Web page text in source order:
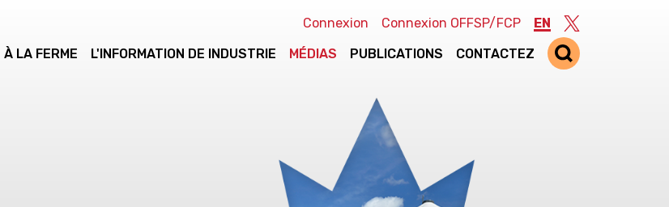
Connexion Connexion OFFSP/FCP EN
Twitter
À LA FERME L'INFORMATION DE INDUSTRIE MÉDIAS PUBLICATIONS CONTACTEZ